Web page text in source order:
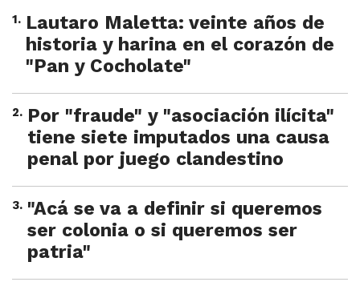
1. Lautaro Maletta: veinte años de
historia y harina en el corazón de
"Pan y Cocholate"
2. Por "fraude" y "asociación ilícita"
tiene siete imputados una causa
penal por juego clandestino
3. "Acá se va a definir si queremos
ser colonia o si queremos ser
patria"